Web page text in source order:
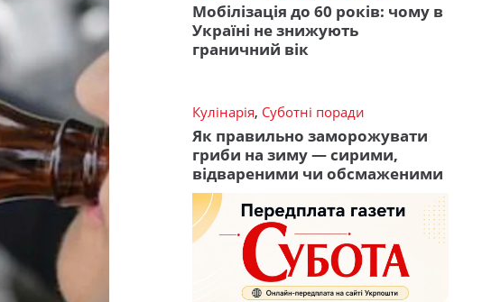
Мобілізація до 60 років: чому в
Україні не знижують
граничний вік
Кулінарія, Суботні поради
Як правильно заморожувати
гриби на зиму — сирими,
відвареними чи обсмаженими